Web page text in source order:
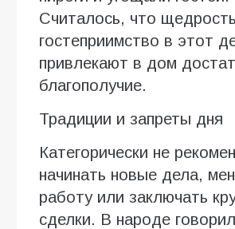
Считалось, что
гостеприимство в этот
привлекают в дом
благополучие.
Традиции и запреты дня
Категорически не
начинать новые дела,
работу или заключать
сделки. В народе